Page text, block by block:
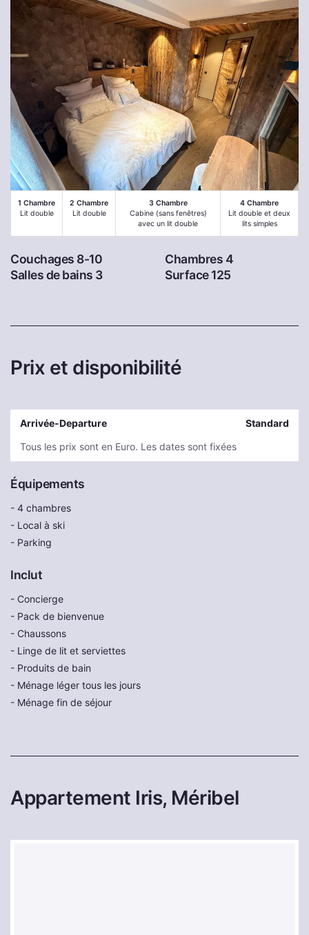
1 Chambre
Lit double
2 Chambre
Lit double
3 Chambre
Cabine (sans fenêtres)
avec un lit double
4 Chambre
Lit double et deux
lits simples
Couchages 8-10
Chambres 4
Salles de bains 3
Surface 125
Prix et disponibilité
Arrivée-Departure
Standard
Tous les prix sont en Euro. Les dates sont fixées
Équipements
- 4 chambres
- Local à ski
- Parking
Inclut
- Concierge
- Pack de bienvenue
- Сhaussons
- Linge de lit et serviettes
- Produits de bain
- Ménage léger tous les jours
- Ménage fin de séjour
Appartement Iris, Méribel